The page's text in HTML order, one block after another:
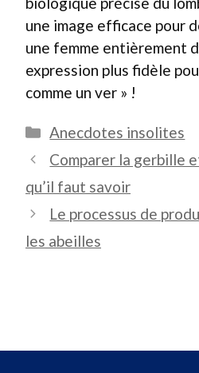
une image efficace pour
une femme entièrement
expression plus fidèle
comme un ver » !
Catégories
Anecdotes insolites
Comparer la gerbille
qu’il faut savoir
Le processus de
les abeilles